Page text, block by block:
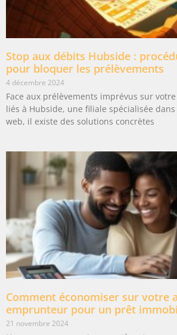
Stop aux débits Hubside :
pour bloquer les prélèvements
4 décembre 2024
Face aux prélèvements imprévus sur
liés à Hubside, une filiale spécialisée
web, il existe des solutions concrètes
Comment économiser sur votre
emprunteur pour un prêt
21 novembre 2024